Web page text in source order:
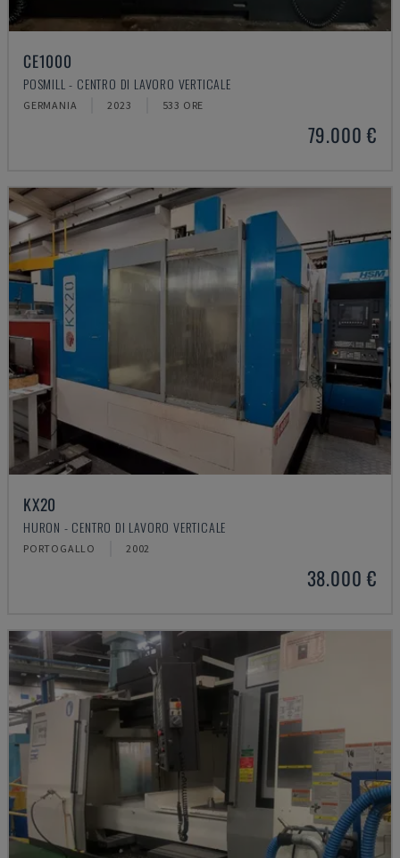
CE1000
POSMILL - CENTRO DI LAVORO VERTICALE
GERMANIA 2023 533 ORE
79.000 €
KX20
HURON - CENTRO DI LAVORO VERTICALE
PORTOGALLO 2002
38.000 €